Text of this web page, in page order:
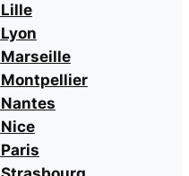
Lille
Lyon
Marseille
Montpellier
Nantes
Nice
Paris